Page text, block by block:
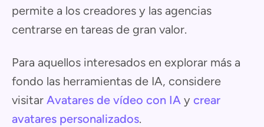
permite a los creadores y las agencias
centrarse en tareas de gran valor.
Para aquellos interesados en explorar más a
fondo las herramientas de IA, considere
visitar Avatares de vídeo con IA y crear
avatares personalizados.